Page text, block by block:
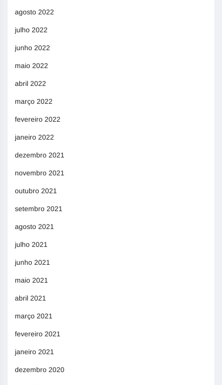
agosto 2022
julho 2022
junho 2022
maio 2022
abril 2022
março 2022
fevereiro 2022
janeiro 2022
dezembro 2021
novembro 2021
outubro 2021
setembro 2021
agosto 2021
julho 2021
junho 2021
maio 2021
abril 2021
março 2021
fevereiro 2021
janeiro 2021
dezembro 2020